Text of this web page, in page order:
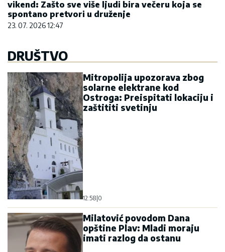
vikend: Zašto sve više ljudi bira večeru koja se
spontano pretvori u druženje
23. 07. 2026 12:47
DRUŠTVO
Mitropolija upozorava zbog
solarne elektrane kod
Ostroga: Preispitati lokaciju i
zaštititi svetinju
12:58 0
Milatović povodom Dana
opštine Plav: Mladi moraju
imati razlog da ostanu